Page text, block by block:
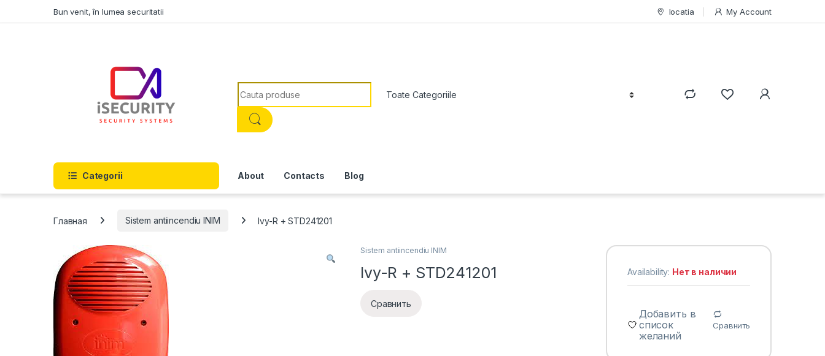
Bun venit, în lumea securitatii locatia My Account
Search for:
Categorii About Contacts Blog
Главная Sistem antiincendiu INIM Ivy-R + STD241201
Sistem antiincendiu INIM
Ivy-R + STD241201
Сравнить
Availability: Нет в наличии
Добавить в
список
желаний
Сравнить